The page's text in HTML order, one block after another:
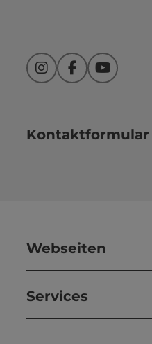
InstagramFacebookYouTube
Kontaktformular
Webseiten
Services